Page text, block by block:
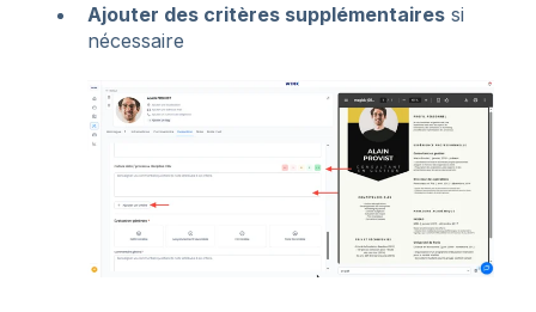
Ajouter des critères supplémentaires si
nécessaire